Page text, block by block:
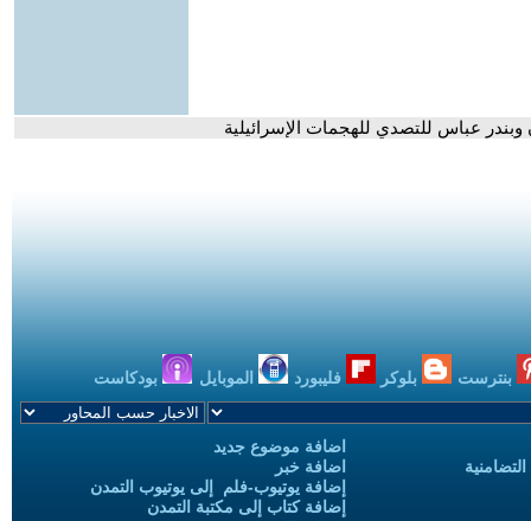
عباس للتصدي للهجمات الإسرائيلية
بنترست بلوكر فليبورد الموبايل بودكاست
اضافة موضوع جديد
اضافة خبر
إضافة يوتيوب-فلم إلى يوتيوب التمدن
إضافة كتاب إلى مكتبة التمدن